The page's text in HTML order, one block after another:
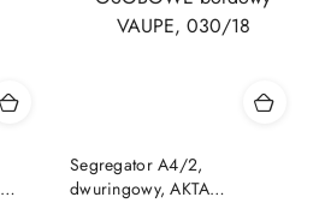
Segregator A4/2,
dwuringowy, AKTA